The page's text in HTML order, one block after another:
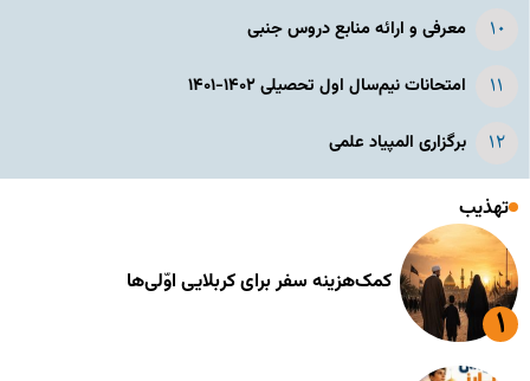
معرفی و ارائه منابع دروس جنبی
امتحانات نیم‌سال اول تحصیلی ۱۴۰۲-۱۴۰۱
برگزاری المپیاد علمی
تهذیب
کمک‌هزینه سفر برای کربلایی اوّلی‌ها